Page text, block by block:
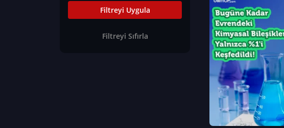
Eğitim Bilimleri
Büşra Elif Kıvrak
Can TORUN
Filtreyi Uygula
Filtreyi Sıfırla